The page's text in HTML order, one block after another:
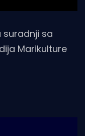
suradnji sa
Marikulture